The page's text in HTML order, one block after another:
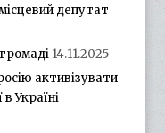
депутат
14.11.2025
активізувати
в Україні